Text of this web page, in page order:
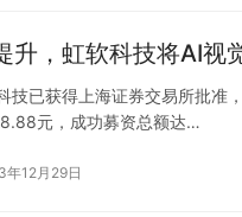
升，虹软科技将AI视
技已获得上海证券交易所批
元，成功募资总额达…
年12月29日